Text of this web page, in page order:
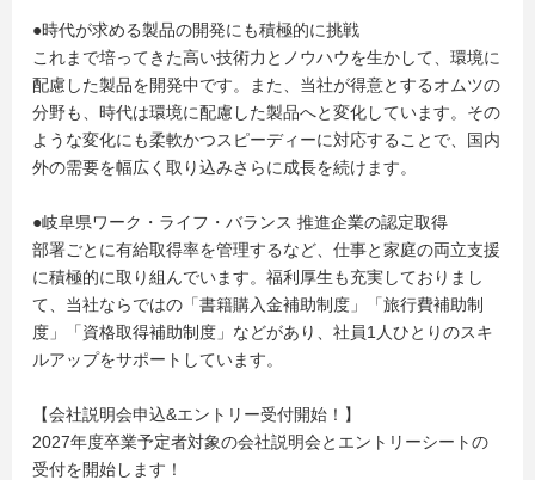
●時代が求める製品の開発にも積極的に挑戦
これまで培ってきた高い技術力とノウハウを生かして、環境に
配慮した製品を開発中です。また、当社が得意とするオムツの
分野も、時代は環境に配慮した製品へと変化しています。その
ような変化にも柔軟かつスピーディーに対応することで、国内
外の需要を幅広く取り込みさらに成長を続けます。
●岐阜県ワーク・ライフ・バランス 推進企業の認定取得
部署ごとに有給取得率を管理するなど、仕事と家庭の両立支援
に積極的に取り組んでいます。福利厚生も充実しておりまし
て、当社ならではの「書籍購入金補助制度」「旅行費補助制
度」「資格取得補助制度」などがあり、社員1人ひとりのスキ
ルアップをサポートしています。
【会社説明会申込&エントリー受付開始！】
2027年度卒業予定者対象の会社説明会とエントリーシートの
受付を開始します！